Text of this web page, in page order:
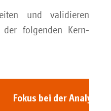
und validieren
folgenden Kern-
Fokus bei der Analyse